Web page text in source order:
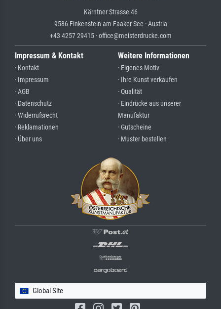
Kärntner Strasse 46
9586 Finkenstein am Faaker See · Austria
+43 4257 29415 · office@meisterdrucke.com
Impressum & Kontakt
· Kontakt
· Impressum
· AGB
· Datenschutz
· Widerrufsrecht
· Reklamationen
· Über uns
Weitere Informationen
· Eigenes Motiv
· Ihre Kunst verkaufen
· Qualität
· Eindrücke aus unserer
Manufaktur
· Gutscheine
· Muster bestellen
Global Site